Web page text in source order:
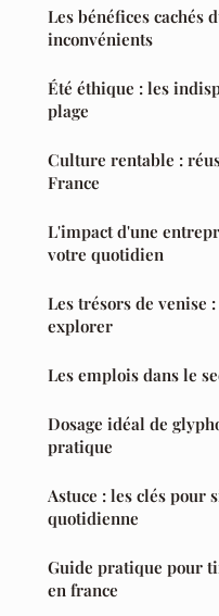
Les bénéfices cachés
inconvénients
Été éthique : les
plage
Culture rentable :
France
L'impact d'une
votre quotidien
Les trésors de venise
explorer
Les emplois dans le
Dosage idéal de
pratique
Astuce : les clés
quotidienne
Guide pratique pour
en france